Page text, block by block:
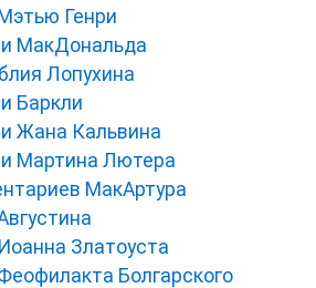
Генри
МакДональда
Лопухина
Баркли
Жана Кальвина
Мартина Лютера
МакАртура
Златоуста
Болгарского